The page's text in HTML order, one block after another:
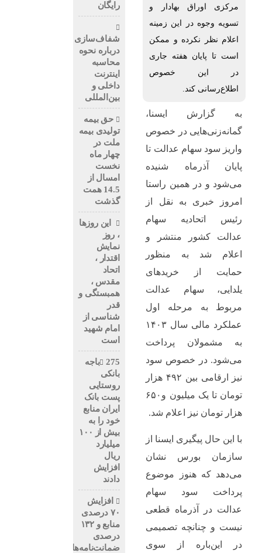
مرکزی اوراق بهادار و
تسویه وجوه در این زمینه
اعلام نظر نکرده و ممکن
است تا پایان هفته جاری
در این خصوص
اطلاع‌رسانی کند.
به گزارش ایسنا،
گمانه‌زنی‌هایی در خصوص
واریز سود سهام عدالت تا
پایان آذرماه شنیده
می‌شود و در همین راستا
امروز خبری به نقل از
رئیس اتحادیه سهام
عدالت کشور منتشر و
اعلام شد به منظور
حمایت از خریدهای
یلدایی، سهام عدالت
مربوط به مرحله اول
عملکرد مالی سال ۱۴۰۳
به مشمولان پرداخت
می‌شود. در خصوص سود
نیز ارقامی بین ۴۹۲ هزار
تومان تا یک میلیون و۶۵۰
هزار تومان نیز اعلام شد.
با این حال پیگیری ایسنا از
سازمان بورس نشان
می‌دهد که هنوز موضوع
پرداخت سود سهام
عدالت در آذرماه قطعی
نیست و چنانچه تصمیمی
در این‌باره از سوی
رایگان
شفاف‌سازی
درباره نحوه
محاسبه
اینترنت
داخلی و
بین‌المللی
حق بیمه
تولیدی بیمه
ملت در
چهار ماه
نخست
امسال از
14.5 همت
گذشت
این روزها
، روز
نمایش
اقتدار ،
اتحاد
مقدس ،
همبستگی و
قدر
شناسی از
امام شهید
است
275باجه
بانکی
روستایی
پست بانک
ایران منابع
خود را به
بیش از ۱۰۰
میلیارد
ریال
افزایش
دادند
افزایش
۷۰ درصدی
منابع و ۱۳۲
درصدی
ضمانت‌نامه‌های